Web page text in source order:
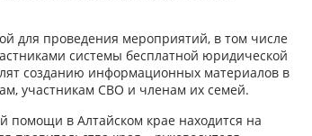
для проведения мероприятий, в том числе
системы бесплатной юридической
созданию информационных материалов в
участникам СВО и членам их семей.
помощи в Алтайском крае находится на